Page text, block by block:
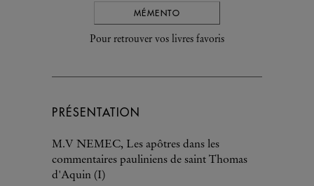
MÉMENTO
Pour retrouver vos livres favoris
PRÉSENTATION
M.V NEMEC, Les apôtres dans les
commentaires pauliniens de saint Thomas
d'Aquin (I)